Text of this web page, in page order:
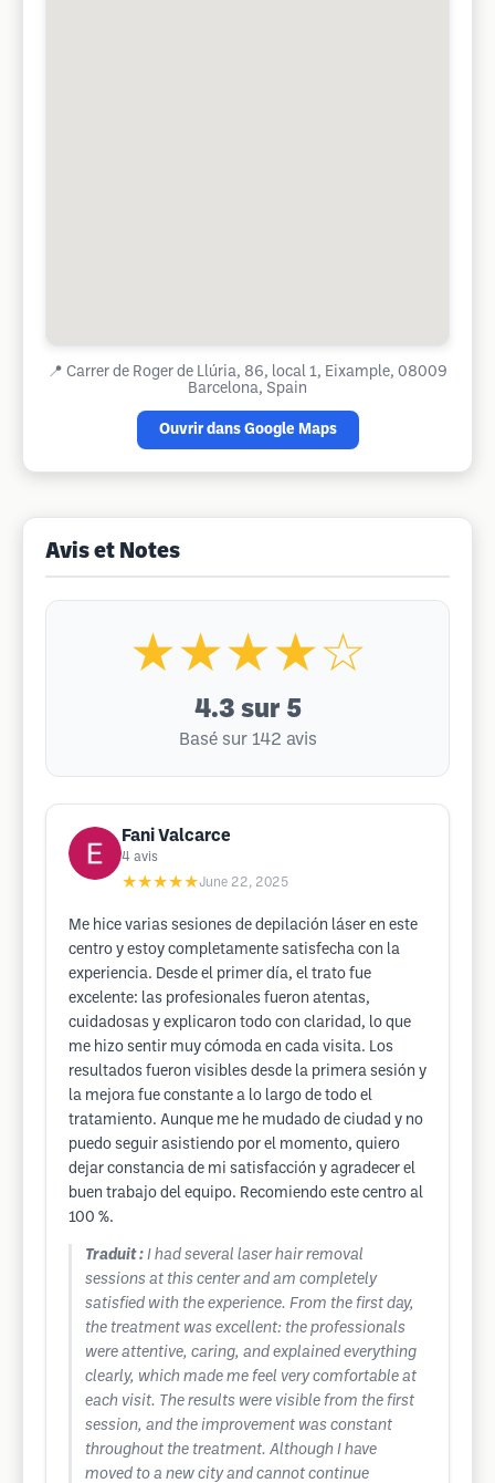
📍 Carrer de Roger de Llúria, 86, local 1, Eixample, 08009
Barcelona, Spain
Ouvrir dans Google Maps
Avis et Notes
★★★★☆
4.3 sur 5
Basé sur 142 avis
Fani Valcarce
4 avis
★★★★★June 22, 2025
Me hice varias sesiones de depilación láser en este
centro y estoy completamente satisfecha con la
experiencia. Desde el primer día, el trato fue
excelente: las profesionales fueron atentas,
cuidadosas y explicaron todo con claridad, lo que
me hizo sentir muy cómoda en cada visita. Los
resultados fueron visibles desde la primera sesión y
la mejora fue constante a lo largo de todo el
tratamiento. Aunque me he mudado de ciudad y no
puedo seguir asistiendo por el momento, quiero
dejar constancia de mi satisfacción y agradecer el
buen trabajo del equipo. Recomiendo este centro al
100 %.
Traduit : I had several laser hair removal
sessions at this center and am completely
satisfied with the experience. From the first day,
the treatment was excellent: the professionals
were attentive, caring, and explained everything
clearly, which made me feel very comfortable at
each visit. The results were visible from the first
session, and the improvement was constant
throughout the treatment. Although I have
moved to a new city and cannot continue